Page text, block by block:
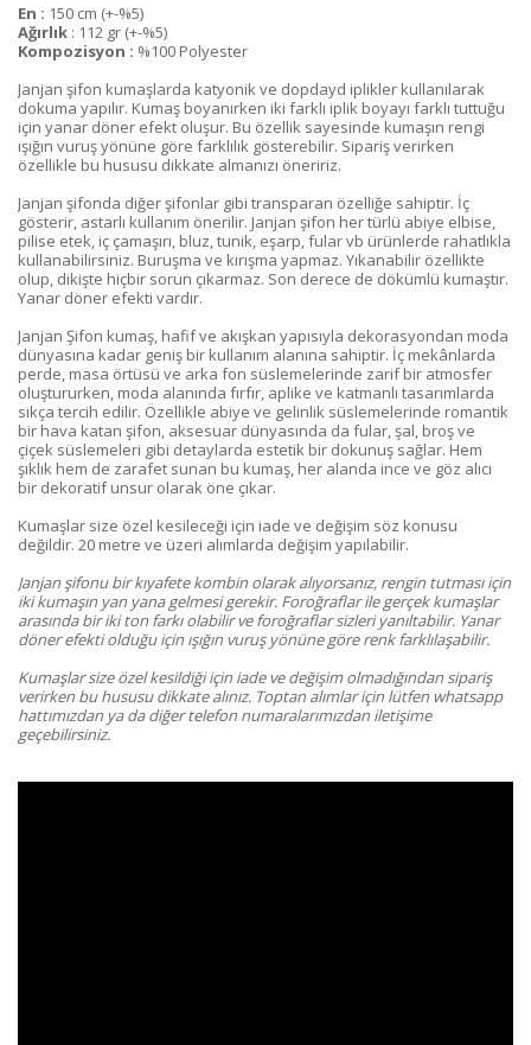
En : 150 cm (+-%5)
Ağırlık : 112 gr (+-%5)
Kompozisyon : %100 Polyester
Janjan şifon kumaşlarda katyonik ve dopdayd iplikler kullanılarak
dokuma yapılır. Kumaş boyanırken iki farklı iplik boyayı farklı tuttuğu
için yanar döner efekt oluşur. Bu özellik sayesinde kumaşın rengi
ışığın vuruş yönüne göre farklılık gösterebilir. Sipariş verirken
özellikle bu hususu dikkate almanızı öneririz.
Janjan şifonda diğer şifonlar gibi transparan özelliğe sahiptir. İç
gösterir, astarlı kullanım önerilir. Janjan şifon her türlü abiye elbise,
pilise etek, iç çamaşırı, bluz, tunik, eşarp, fular vb ürünlerde rahatlıkla
kullanabilirsiniz. Buruşma ve kırışma yapmaz. Yıkanabilir özellikte
olup, dikişte hiçbir sorun çıkarmaz. Son derece de dökümlü kumaştır.
Yanar döner efekti vardır.
Janjan Şifon kumaş, hafif ve akışkan yapısıyla dekorasyondan moda
dünyasına kadar geniş bir kullanım alanına sahiptir. İç mekânlarda
perde, masa örtüsü ve arka fon süslemelerinde zarif bir atmosfer
oluştururken, moda alanında fırfır, aplike ve katmanlı tasarımlarda
sıkça tercih edilir. Özellikle abiye ve gelinlik süslemelerinde romantik
bir hava katan şifon, aksesuar dünyasında da fular, şal, broş ve
çiçek süslemeleri gibi detaylarda estetik bir dokunuş sağlar. Hem
şıklık hem de zarafet sunan bu kumaş, her alanda ince ve göz alıcı
bir dekoratif unsur olarak öne çıkar.
Kumaşlar size özel kesileceği için iade ve değişim söz konusu
değildir. 20 metre ve üzeri alımlarda değişim yapılabilir.
Janjan şifonu bir kıyafete kombin olarak alıyorsanız, rengin tutması için
iki kumaşın yan yana gelmesi gerekir. Foroğraflar ile gerçek kumaşlar
arasında bir iki ton farkı olabilir ve foroğraflar sizleri yanıltabilir. Yanar
döner efekti olduğu için ışığın vuruş yönüne göre renk farklılaşabilir.
Kumaşlar size özel kesildiği için iade ve değişim olmadığından sipariş
verirken bu hususu dikkate alınız. Toptan alımlar için lütfen whatsapp
hattımızdan ya da diğer telefon numaralarımızdan iletişime
geçebilirsiniz.